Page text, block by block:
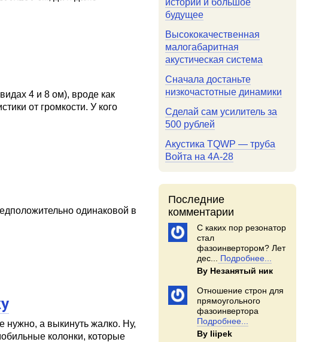
4 и 8 ом), вроде как
от громкости. У кого
одинаковой в
нужно, а выкинуть жалко. Ну,
колонки, которые
истории и большое
будущее
Высококачественная
малогабаритная
акустическая система
Сначала достаньте
низкочастотные динамики
Сделай сам усилитель за
500 рублей
Акустика TQWP — труба
Войта на 4А-28
Последние
комментарии
С каких пор резонатор
стал
фазоинвертором? Лет
дес...
Подробнее...
By Незанятый ник
Отношение строн для
прямоугольного
фазоинвертора
Подробнее...
By Iiipek